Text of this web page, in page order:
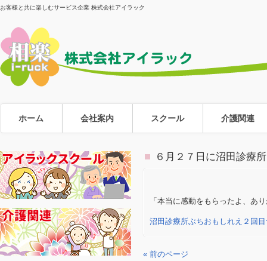
お客様と共に楽しむサービス企業 株式会社アイラック
ホーム 会社案内 スクール 介護関連
６月２７日に沼田診療
「本当に感動をもらったよ、あ
沼田診療所ぶちおもしれえ２回
« 前のページ